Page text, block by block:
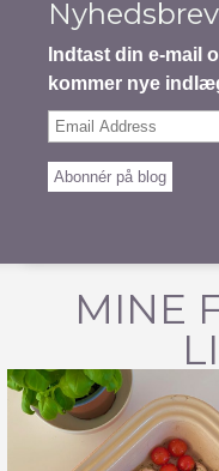
Nyhedsbrev
Indtast din e-mail
kommer nye
Email
Abonnér på blog
MINE